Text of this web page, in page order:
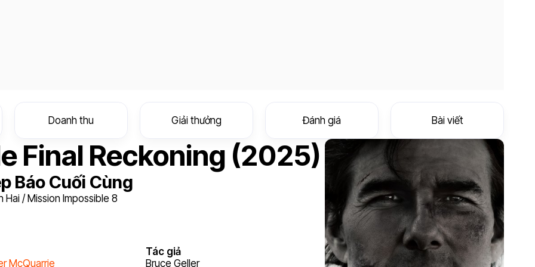
Doanh thu Giải thưởng Đánh giá Bài viết
Final Reckoning (2025)
Báo Cuối Cùng
Hai / Mission Impossible 8
McQuarrie
Tác giả
Bruce Geller